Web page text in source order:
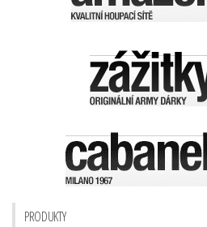
PRODUKTY